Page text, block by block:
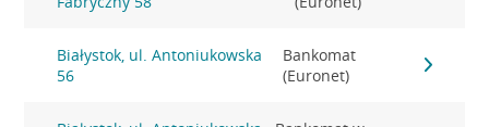
Białystok, ul. Antoniukowska
56
Bankomat
(Euronet)